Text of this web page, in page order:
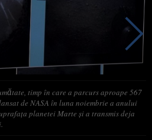
timp în care a parcurs aproape 567
de NASA în luna noiembrie a anului
planetei Marte şi a transmis deja